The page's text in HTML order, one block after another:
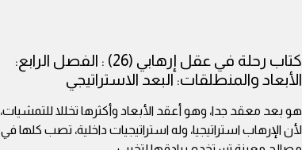
كتاب رحلة في عقل إرهابي (26) : الفصل الرابع:
الأبعاد والمنطلقات: البعد الاستراتيجي
هو بعد معقد جدا، وهو أعقد الأبعاد وأكثرها تخللا للتمشيات،
لأن الإرهاب استراتيجيا، وله استراتيجيات داخلية، تصب كلها في